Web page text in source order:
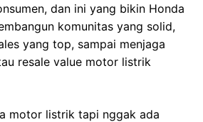
dan ini yang bikin Honda
komunitas yang solid,
yang top, sampai menjaga
resale value motor listrik
motor listrik tapi nggak ada